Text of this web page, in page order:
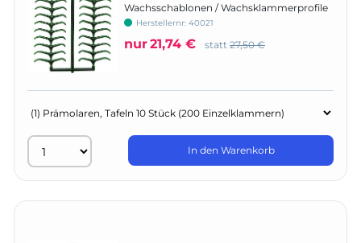
Wachsschablonen / Wachsklammerprofile
Herstellernr: 40021
nur21,74 € statt 27,50 €
In den Warenkorb